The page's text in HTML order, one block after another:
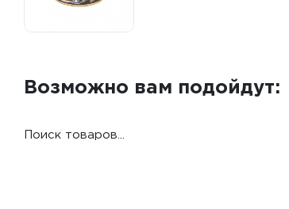
Возможно вам подойдут:
Поиск товаров...